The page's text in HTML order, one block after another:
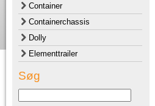
Container
Containerchassis
Dolly
Elementtrailer
Søg